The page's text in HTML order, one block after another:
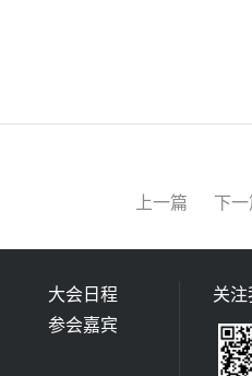
上一篇 下一
大会日程
参会嘉宾
关注